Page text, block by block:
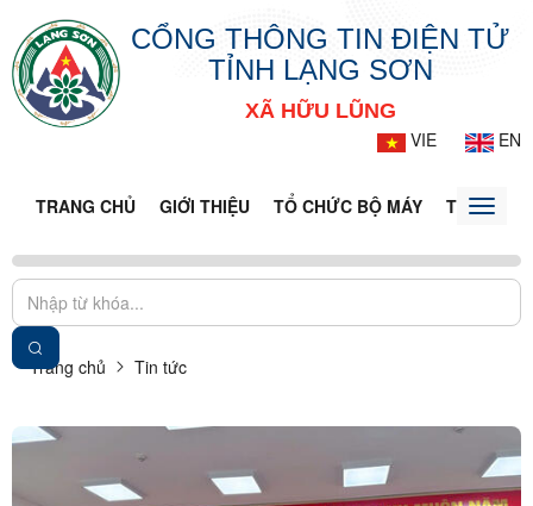
CỔNG THÔNG TIN ĐIỆN TỬ
TỈNH LẠNG SƠN
XÃ HỮU LŨNG
VIE
EN
TRANG CHỦ GIỚI THIỆU TỔ CHỨC BỘ MÁY TIN TỨC -
Toggle
Trang chủ Tin tức